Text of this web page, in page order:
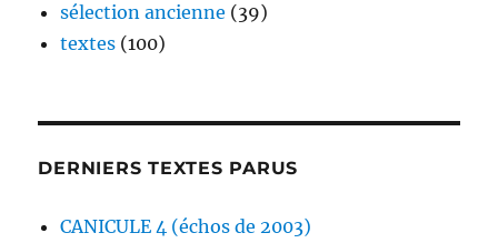
sélection ancienne (39)
textes (100)
DERNIERS TEXTES PARUS
CANICULE 4 (échos de 2003)